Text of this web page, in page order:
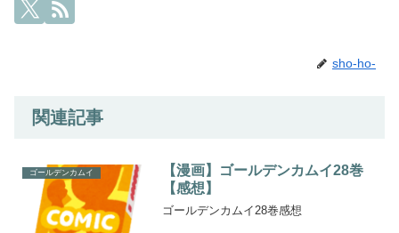
sho-ho-
関連記事
ゴールデンカムイ
【漫画】ゴールデンカムイ28巻
【感想】
ゴールデンカムイ28巻感想